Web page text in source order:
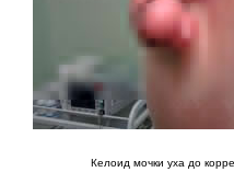
Келоид мочки уха до